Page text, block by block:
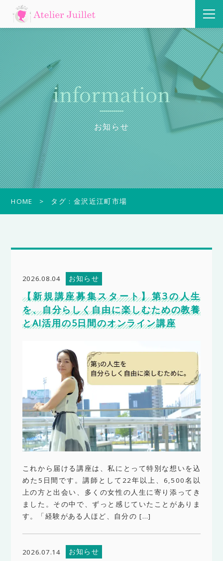
information
お知らせ
HOME タグ : 金沢近江町市場
2026.08.04 お知らせ
【新規講座募集スタート】第3の人生
を、自分らしく自由に楽しむための教養
とAI活用の5日間のオンライン講座
これから届ける講座は、私にとって特別な想いを込
めた5日間です。講師として22年以上、6,500名以
上の方と出会い、多くの女性の人生に寄り添ってき
ました。その中で、ずっと感じていたことがありま
す。「経験がある人ほど、自分の […]
2026.07.14 お知らせ